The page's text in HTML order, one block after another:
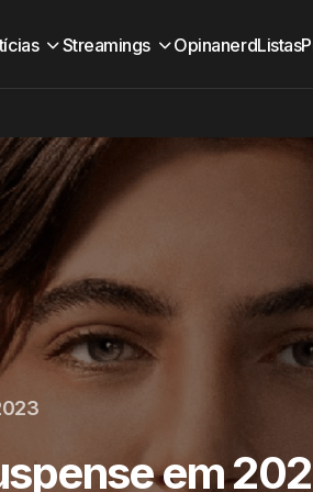
Streamings OpinanerdListas
em